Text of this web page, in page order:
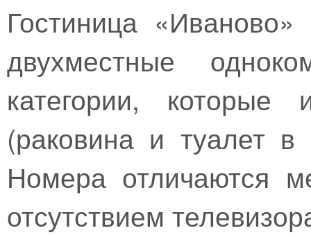
Гостиница
двухместные
категории,
(раковина и туалет
Номера отличаются
отсутствием